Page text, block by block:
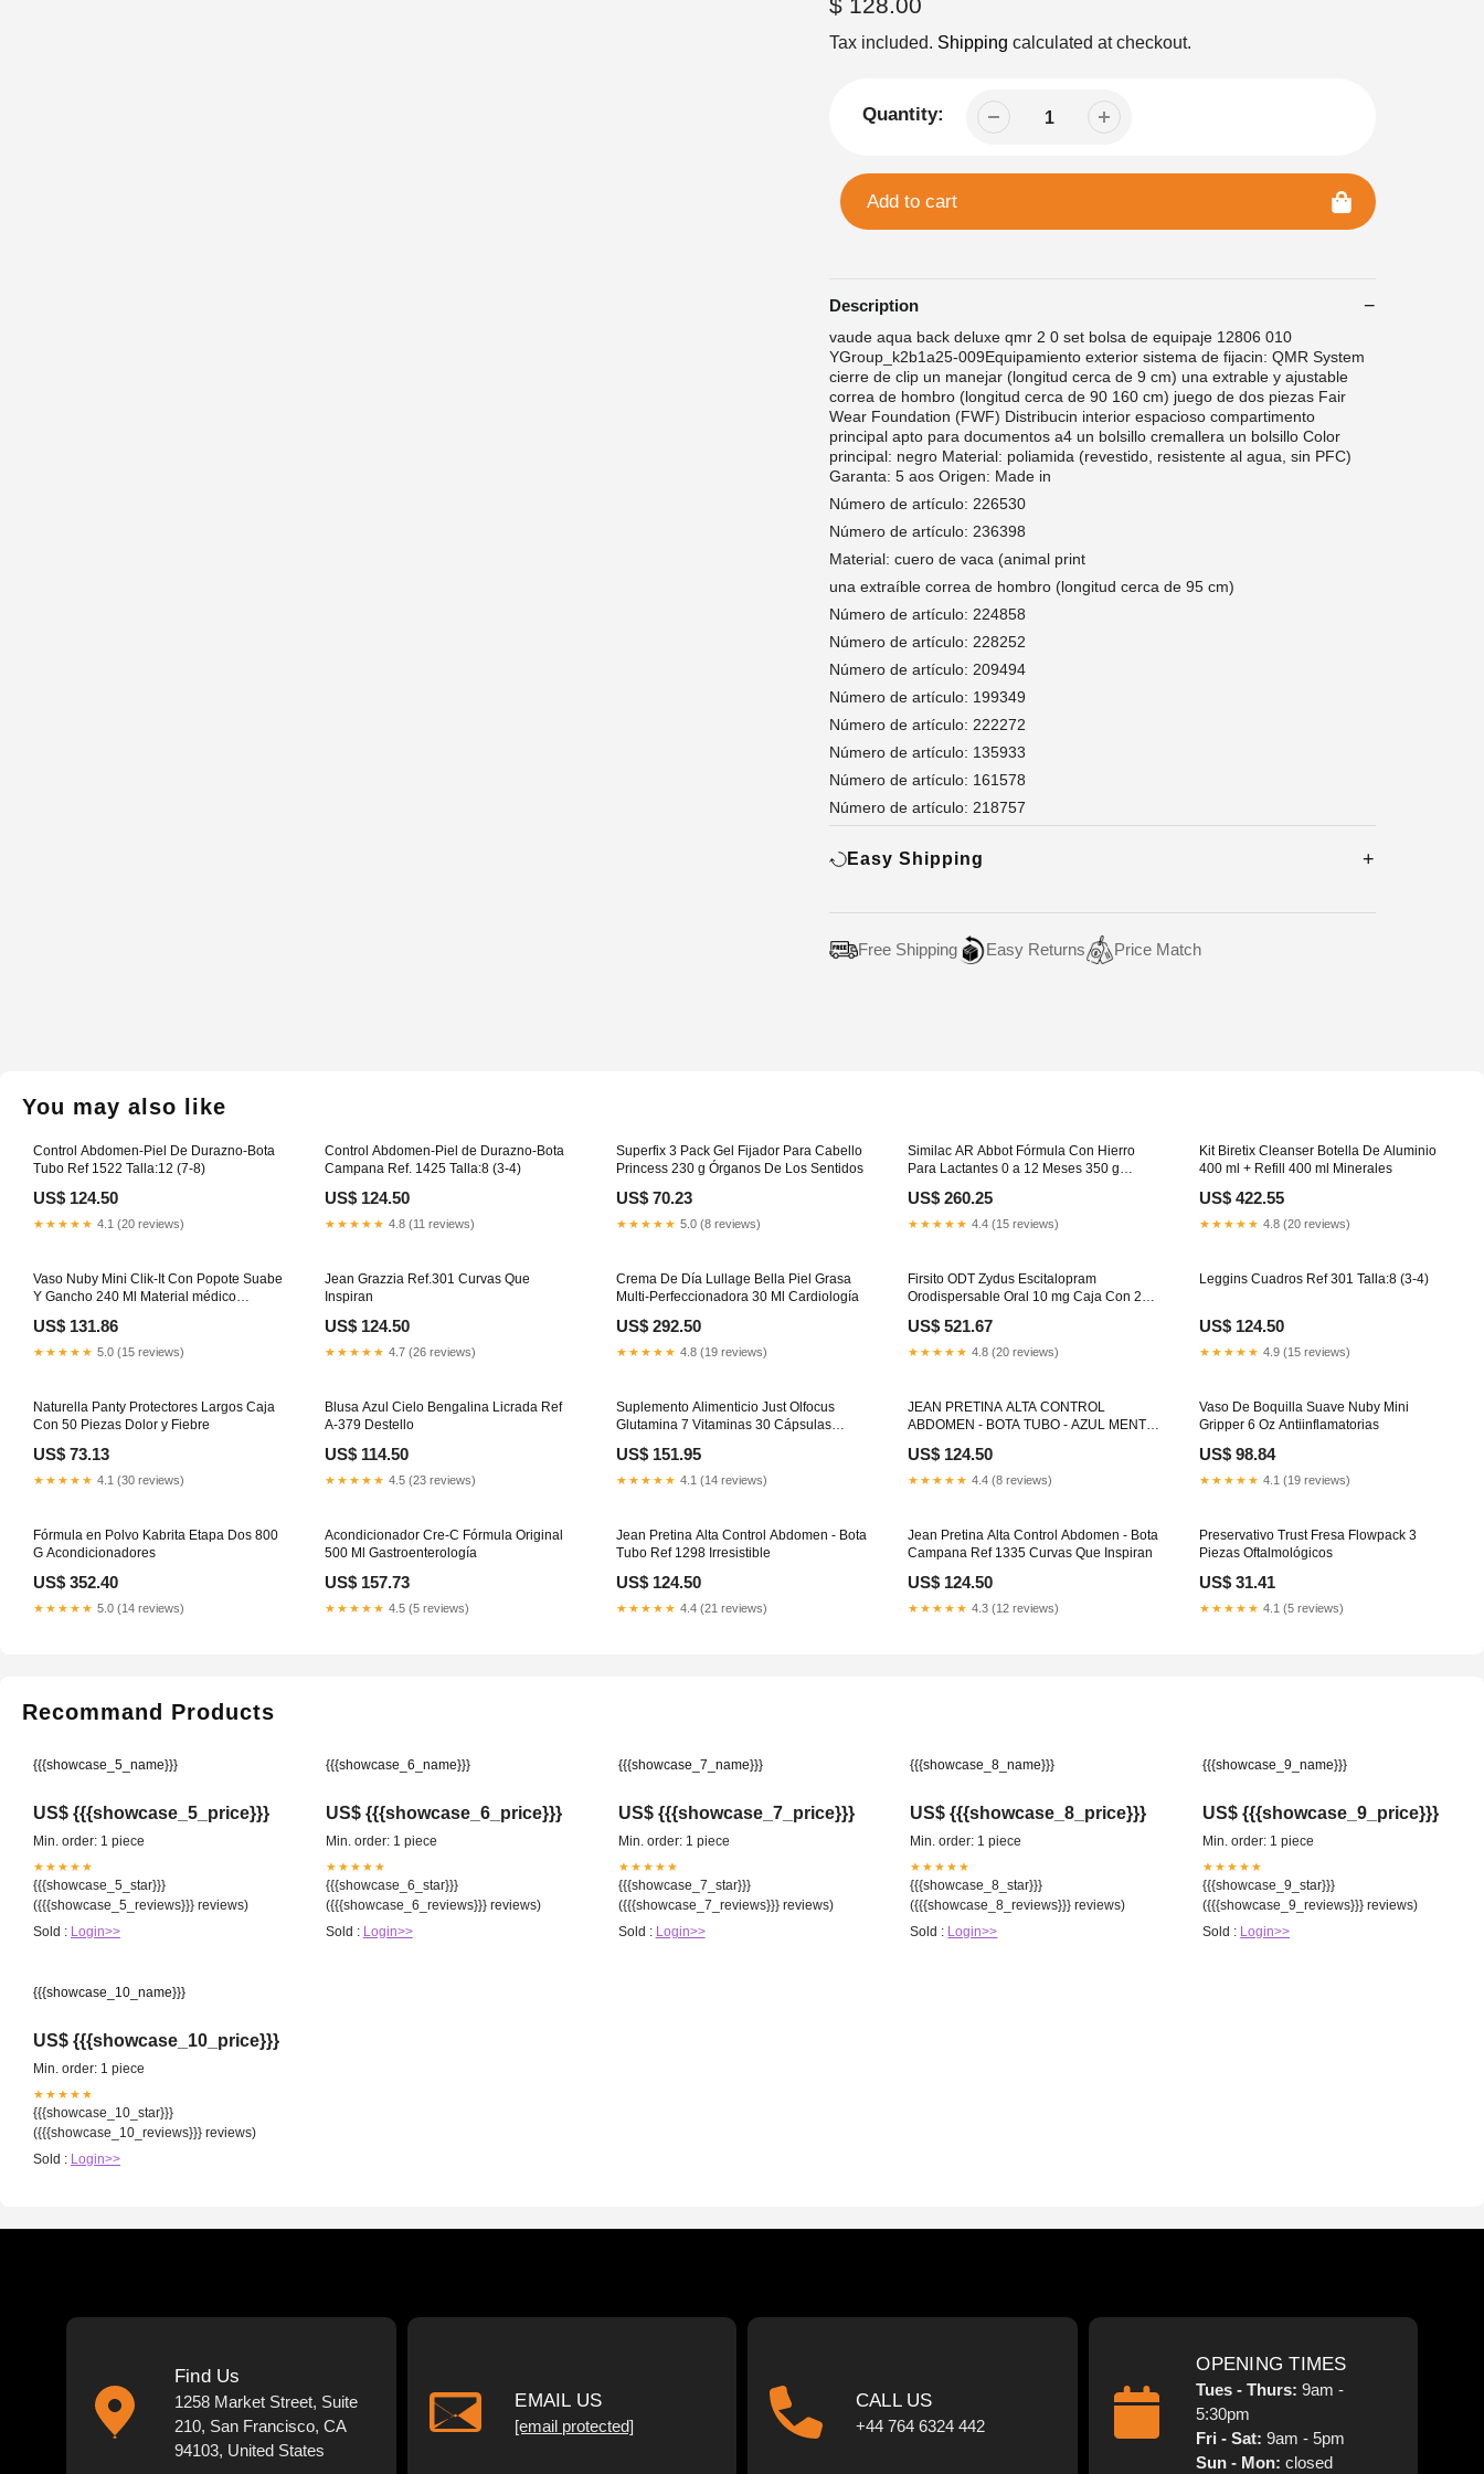
Regular
price
$ 128.00
Tax included. Shipping calculated at checkout.
Quantity:
Add to cart
Description
vaude aqua back deluxe qmr 2 0 set bolsa de equipaje 12806 010
YGroup_k2b1a25-009Equipamiento exterior sistema de fijacin: QMR System
cierre de clip un manejar (longitud cerca de 9 cm) una extrable y ajustable
correa de hombro (longitud cerca de 90 160 cm) juego de dos piezas Fair
Wear Foundation (FWF) Distribucin interior espacioso compartimento
principal apto para documentos a4 un bolsillo cremallera un bolsillo Color
principal: negro Material: poliamida (revestido, resistente al agua, sin PFC)
Garanta: 5 aos Origen: Made in
Número de artículo: 226530
Número de artículo: 236398
Material: cuero de vaca (animal print
una extraíble correa de hombro (longitud cerca de 95 cm)
Número de artículo: 224858
Número de artículo: 228252
Número de artículo: 209494
Número de artículo: 199349
Número de artículo: 222272
Número de artículo: 135933
Número de artículo: 161578
Número de artículo: 218757
Easy Shipping
Free Shipping Easy Returns Price Match
You may also like
Control Abdomen-Piel De Durazno-Bota
Tubo Ref 1522 Talla:12 (7-8)
US$ 124.50
★★★★★ 4.1 (20 reviews)
Control Abdomen-Piel de Durazno-Bota
Campana Ref. 1425 Talla:8 (3-4)
US$ 124.50
★★★★★ 4.8 (11 reviews)
Superfix 3 Pack Gel Fijador Para Cabello
Princess 230 g Órganos De Los Sentidos
US$ 70.23
★★★★★ 5.0 (8 reviews)
Similac AR Abbot Fórmula Con Hierro
Para Lactantes 0 a 12 Meses 350 g
US$ 260.25
★★★★★ 4.4 (15 reviews)
Kit Biretix Cleanser Botella De Aluminio
400 ml + Refill 400 ml Minerales
US$ 422.55
★★★★★ 4.8 (20 reviews)
Vaso Nuby Mini Clik-It Con Popote Suabe
Y Gancho 240 Ml Material médico
US$ 131.86
★★★★★ 5.0 (15 reviews)
Jean Grazzia Ref.301 Curvas Que
Inspiran
US$ 124.50
★★★★★ 4.7 (26 reviews)
Crema De Día Lullage Bella Piel Grasa
Multi-Perfeccionadora 30 Ml Cardiología
US$ 292.50
★★★★★ 4.8 (19 reviews)
Firsito ODT Zydus Escitalopram
Orodispersable Oral 10 mg Caja Con 28
US$ 521.67
★★★★★ 4.8 (20 reviews)
Leggins Cuadros Ref 301 Talla:8 (3-4)
US$ 124.50
★★★★★ 4.9 (15 reviews)
Naturella Panty Protectores Largos Caja
Con 50 Piezas Dolor y Fiebre
US$ 73.13
★★★★★ 4.1 (30 reviews)
Blusa Azul Cielo Bengalina Licrada Ref
A-379 Destello
US$ 114.50
★★★★★ 4.5 (23 reviews)
Suplemento Alimenticio Just Olfocus
Glutamina 7 Vitaminas 30 Cápsulas
US$ 151.95
★★★★★ 4.1 (14 reviews)
JEAN PRETINA ALTA CONTROL
ABDOMEN - BOTA TUBO - AZUL MENTA
US$ 124.50
★★★★★ 4.4 (8 reviews)
Vaso De Boquilla Suave Nuby Mini
Gripper 6 Oz Antiinflamatorias
US$ 98.84
★★★★★ 4.1 (19 reviews)
Fórmula en Polvo Kabrita Etapa Dos 800
G Acondicionadores
US$ 352.40
★★★★★ 5.0 (14 reviews)
Acondicionador Cre-C Fórmula Original
500 Ml Gastroenterología
US$ 157.73
★★★★★ 4.5 (5 reviews)
Jean Pretina Alta Control Abdomen - Bota
Tubo Ref 1298 Irresistible
US$ 124.50
★★★★★ 4.4 (21 reviews)
Jean Pretina Alta Control Abdomen - Bota
Campana Ref 1335 Curvas Que Inspiran
US$ 124.50
★★★★★ 4.3 (12 reviews)
Preservativo Trust Fresa Flowpack 3
Piezas Oftalmológicos
US$ 31.41
★★★★★ 4.1 (5 reviews)
Recommand Products
{{{showcase_5_name}}}
US$ {{{showcase_5_price}}}
Min. order: 1 piece
★★★★★
{{{showcase_5_star}}}
({{{showcase_5_reviews}}} reviews)
Sold : Login>>
{{{showcase_6_name}}}
US$ {{{showcase_6_price}}}
Min. order: 1 piece
★★★★★
{{{showcase_6_star}}}
({{{showcase_6_reviews}}} reviews)
Sold : Login>>
{{{showcase_7_name}}}
US$ {{{showcase_7_price}}}
Min. order: 1 piece
★★★★★
{{{showcase_7_star}}}
({{{showcase_7_reviews}}} reviews)
Sold : Login>>
{{{showcase_8_name}}}
US$ {{{showcase_8_price}}}
Min. order: 1 piece
★★★★★
{{{showcase_8_star}}}
({{{showcase_8_reviews}}} reviews)
Sold : Login>>
{{{showcase_9_name}}}
US$ {{{showcase_9_price}}}
Min. order: 1 piece
★★★★★
{{{showcase_9_star}}}
({{{showcase_9_reviews}}} reviews)
Sold : Login>>
{{{showcase_10_name}}}
US$ {{{showcase_10_price}}}
Min. order: 1 piece
★★★★★
{{{showcase_10_star}}}
({{{showcase_10_reviews}}} reviews)
Sold : Login>>
Find Us
1258 Market Street, Suite
210, San Francisco, CA
94103, United States
EMAIL US
[email protected]
CALL US
+44 764 6324 442
OPENING TIMES
Tues - Thurs:9am -
5:30pm
Fri - Sat:9am - 5pm
Sun - Mon: closed